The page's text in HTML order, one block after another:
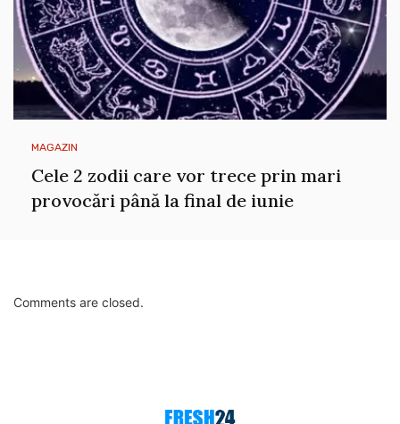
MAGAZIN
Cele 2 zodii care vor trece prin mari
provocări până la final de iunie
Comments are closed.